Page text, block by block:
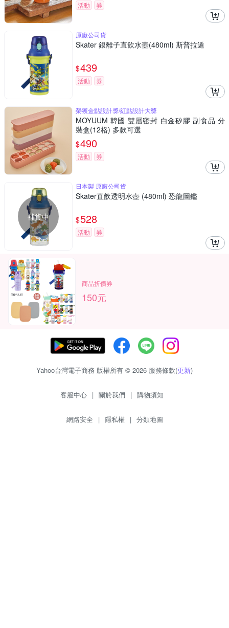
活動 券
原廠公司貨
Skater 銀離子直飲水壺(480ml) 斯普拉遁
$439
活動 券
榮獲金點設計獎/紅點設計大獎
MOYUUM 韓國 雙層密封 白金矽膠 副食品 分
裝盒(12格) 多款可選
$490
活動 券
補貨中
日本製 原廠公司貨
Skater直飲透明水壺 (480ml) 恐龍圖鑑
$528
活動 券
商品折價券
150元
Yahoo台灣電子商務 版權所有 © 2026 服務條款(更新)
客服中心 | 關於我們 | 購物須知
網路安全 | 隱私權 | 分類地圖